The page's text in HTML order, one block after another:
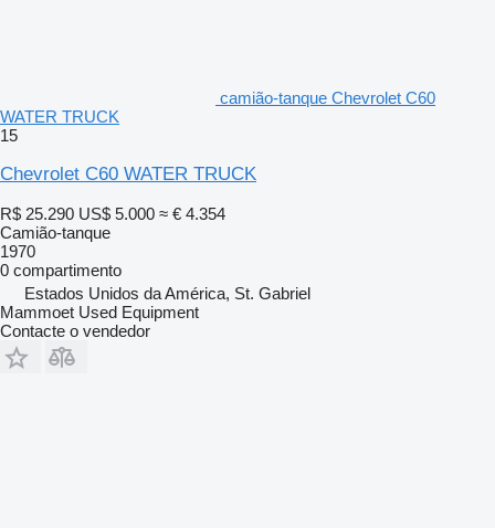
camião-tanque Chevrolet C60
WATER TRUCK
15
Chevrolet C60 WATER TRUCK
R$ 25.290 US$ 5.000 ≈ € 4.354
Camião-tanque
1970
0 compartimento
Estados Unidos da América, St. Gabriel
Mammoet Used Equipment
Contacte o vendedor